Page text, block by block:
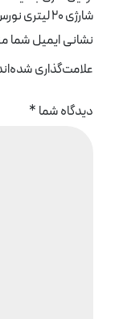
شارژی 20 لیتری نورس ps20x”
نشانی ایمیل شما
علامت‌گذاری
دیدگاه شما *